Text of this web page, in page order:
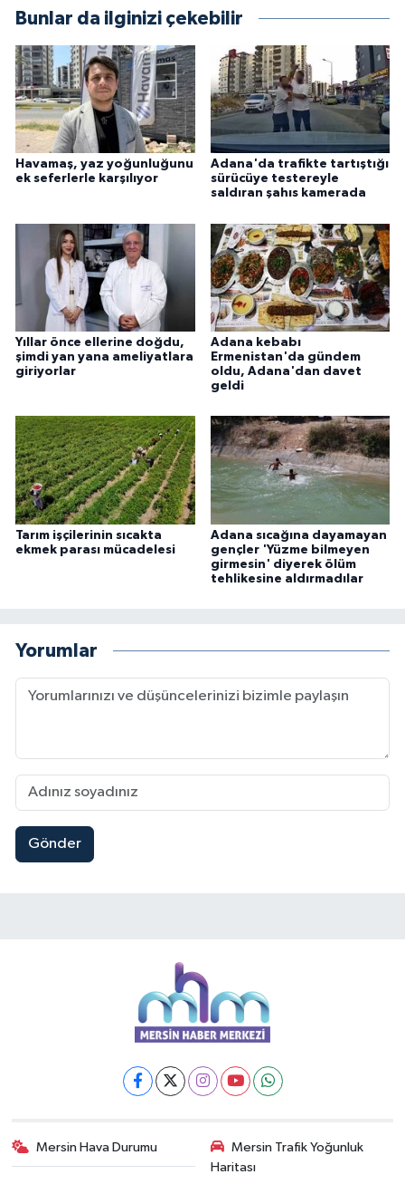
Bunlar da ilginizi çekebilir
Havamaş, yaz yoğunluğunu
ek seferlerle karşılıyor
Adana'da trafikte tartıştığı
sürücüye testereyle
saldıran şahıs kamerada
Yıllar önce ellerine doğdu,
şimdi yan yana ameliyatlara
giriyorlar
Adana kebabı
Ermenistan'da gündem
oldu, Adana'dan davet
geldi
Tarım işçilerinin sıcakta
ekmek parası mücadelesi
Adana sıcağına dayamayan
gençler 'Yüzme bilmeyen
girmesin' diyerek ölüm
tehlikesine aldırmadılar
Yorumlar
Gönder
Mersin Hava Durumu
Mersin Trafik Yoğunluk
Haritası